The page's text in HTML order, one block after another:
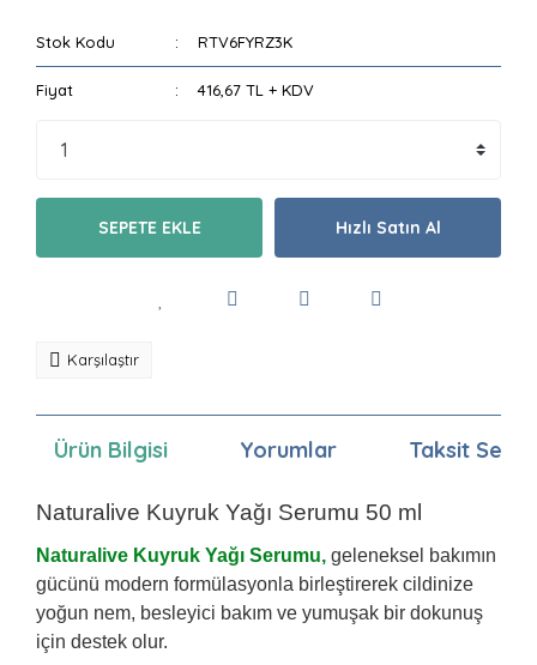
Stok Kodu RTV6FYRZ3K
Fiyat 416,67 TL + KDV
SEPETE EKLE Hızlı Satın Al
Karşılaştır
Ürün Bilgisi Yorumlar Taksit
Naturalive Kuyruk Yağı Serumu 50 ml
Naturalive Kuyruk Yağı Serumu, geleneksel bakımın
gücünü modern formülasyonla birleştirerek cildinize
yoğun nem, besleyici bakım ve yumuşak bir dokunuş
için destek olur.